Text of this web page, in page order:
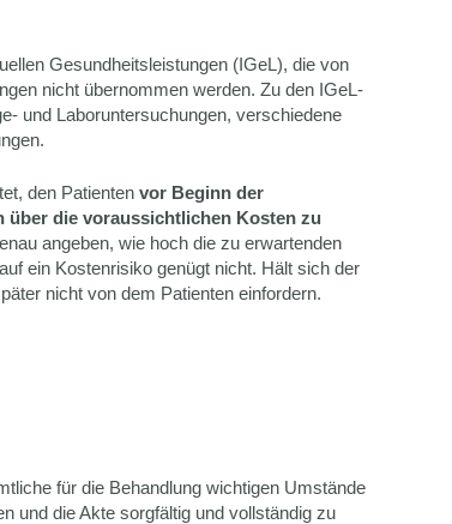
Gesundheitsleistungen (IGeL), die von
nicht übernommen werden. Zu den IGeL-
und Laboruntersuchungen, verschiedene
den Patienten vor Beginn der
die voraussichtlichen Kosten zu
angeben, wie hoch die zu erwartenden
ein Kostenrisiko genügt nicht. Hält sich der
nicht von dem Patienten einfordern.
für die Behandlung wichtigen Umstände
und die Akte sorgfältig und vollständig zu